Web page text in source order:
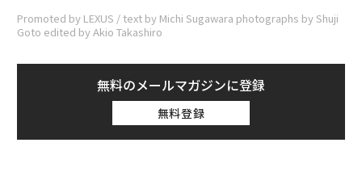
Promoted by LEXUS / text by Michi Sugawara photographs by Shuji
Goto edited by Akio Takashiro
無料のメールマガジンに登録
無料登録